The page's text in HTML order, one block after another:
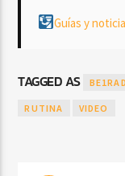
Guías y
TAGGED AS
RUTINA VIDEO